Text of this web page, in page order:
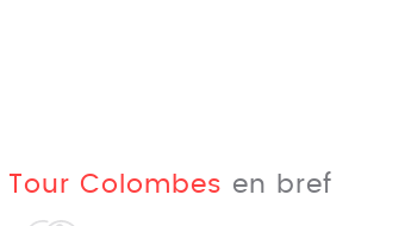
Tour Colombes en bref